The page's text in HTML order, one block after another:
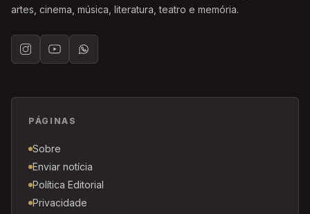
artes, cinema, música, literatura, teatro e memória.
PÁGINAS
Sobre
Enviar notícia
Política Editorial
Privacidade